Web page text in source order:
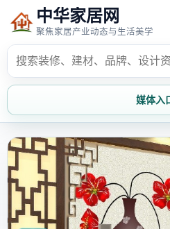
中华家居网
聚焦家居产业动态与生活美学
媒体入
首页
家居风水
时尚饰家